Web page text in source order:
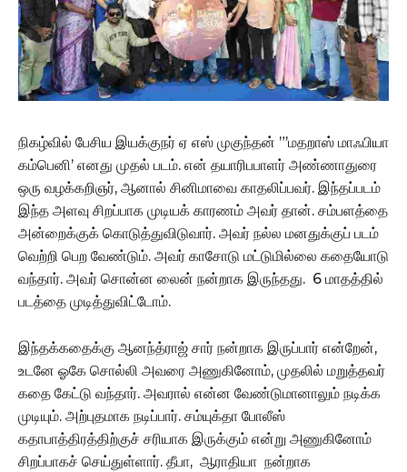
நிகழ்வில் பேசிய இயக்குநர் ஏ எஸ் முகுந்தன் ”’மதறாஸ் மாஃபியா
கம்பெனி’ எனது முதல் படம். என் தயாரிபபாளர் அண்ணாதுரை
ஒரு வழக்கறிஞர், ஆனால் சினிமாவை காதலிப்பவர். இந்தப்படம்
இந்த அளவு சிறப்பாக முடியக் காரணம் அவர் தான். சம்பளத்தை
அன்றைக்குக் கொடுத்துவிடுவார். அவர் நல்ல மனதுக்குப் படம்
வெற்றி பெற வேண்டும். அவர் காசோடு மட்டுமில்லை கதையோடு
வந்தார். அவர் சொன்ன லைன் நன்றாக இருந்தது. 6 மாதத்தில்
படத்தை முடித்துவிட்டோம்.
இந்தக்கதைக்கு ஆனந்த்ராஜ் சார் நன்றாக இருப்பார் என்றேன்,
உடனே ஓகே சொல்லி அவரை அணுகினோம், முதலில் மறுத்தவர்
கதை கேட்டு வந்தார். அவரால் என்ன வேண்டுமானாலும் நடிக்க
முடியும். அற்புதமாக நடிப்பார். சம்யுக்தா போலீஸ்
கதாபாத்திரத்திற்குச் சரியாக இருக்கும் என்று அணுகினோம்
சிறப்பாகச் செய்துள்ளார். தீபா, ஆராதியா நன்றாக